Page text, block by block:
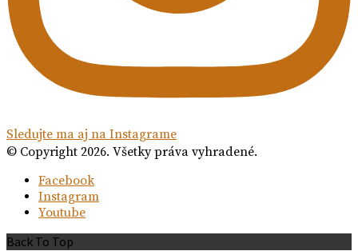
Sledujte ma aj na Instagrame
© Copyright 2026. Všetky práva vyhradené.
Facebook
Instagram
Youtube
Back To Top